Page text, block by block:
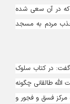
در آن سعی شده
مردم به مسجد
در کتاب سلوک
طالقانی چگونه
فسق و فجور و